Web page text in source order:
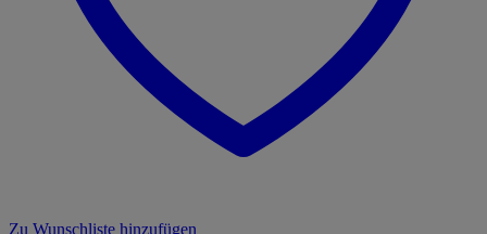
Zu Wunschliste hinzufügen